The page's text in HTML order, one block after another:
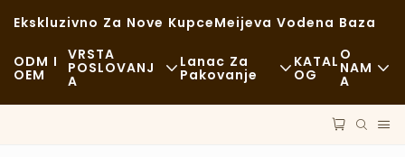
Ekskluzivno Za Nove KupceMeijeva Vodena Baza
ODM I
OEM
VRSTA
POSLOVANJ
A
Brza Hrana
Lanac Za
Pakovanje
KATAL
OG
O
NAM
A
Vijesti